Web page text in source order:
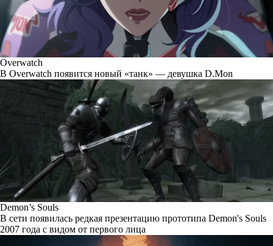
Overwatch
В Overwatch появится новый «танк» — девушка D.Mon
Demon’s Souls
В сети появилась редкая презентацию прототипа Demon's Souls
2007 года с видом от первого лица